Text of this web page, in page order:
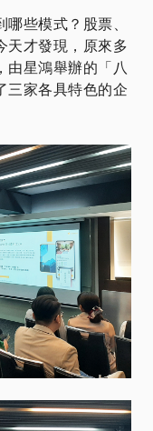
些模式？股票、
天才發現，原來多
由星鴻舉辦的「八
三家各具特色的企